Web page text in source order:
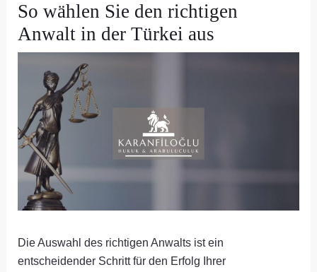
So wählen Sie den richtigen
Anwalt in der Türkei aus
Die Auswahl des richtigen Anwalts ist ein
entscheidender Schritt für den Erfolg Ihrer